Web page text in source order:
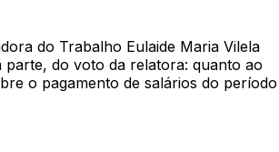
do Trabalho Eulaide Maria Vilela
parte, do voto da relatora: quanto ao
o pagamento de salários do período